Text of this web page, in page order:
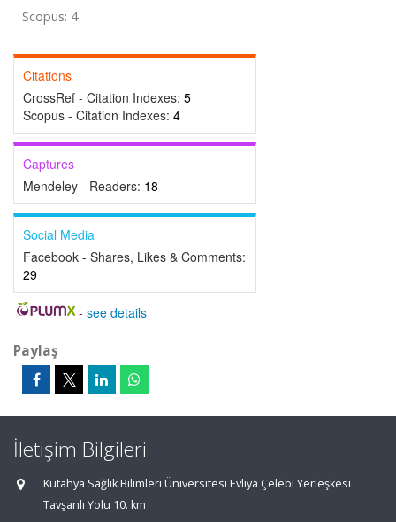
Scopus: 4
Citations
CrossRef - Citation Indexes: 5
Scopus - Citation Indexes: 4
Captures
Mendeley - Readers: 18
Social Media
Facebook - Shares, Likes & Comments:
29
- see details
Paylaş
İletişim Bilgileri
Kütahya Sağlık Bilimleri Üniversitesi Evliya Çelebi Yerleşkesi
Tavşanlı Yolu 10. km